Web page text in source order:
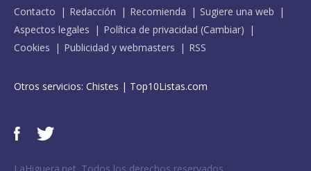
Contacto Redacción Recomienda
Sugiere una web
Aspectos legales
Política de privacidad (Cambiar)
Cookies
Publicidad y webmasters RSS
Otros servicios: Chistes | Top10Listas.com